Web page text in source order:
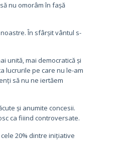
nu omorâm în fașă
În sfârșit vântul s-
unită, mai democratică și
lucrurile pe care nu le-am
să nu ne iertăem
și anumite concesii.
ca fiiind controversate.
20% dintre inițiative